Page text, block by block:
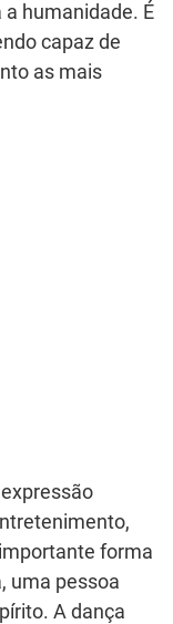
humanidade. É
capaz de
as mais
forma
uma pessoa
A dança